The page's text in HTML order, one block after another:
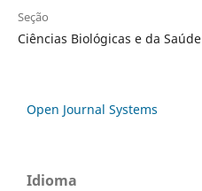
Seção
Ciências Biológicas e da Saúde
Open Journal Systems
Idioma